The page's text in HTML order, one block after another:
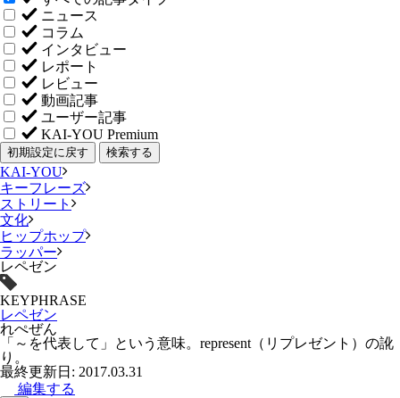
ニュース
コラム
インタビュー
レポート
レビュー
動画記事
ユーザー記事
KAI-YOU Premium
初期設定に戻す 検索する
KAI-YOU
キーフレーズ
ストリート
文化
ヒップホップ
ラッパー
レペゼン
KEYPHRASE
レペゼン
れぺぜん
「～を代表して」という意味。represent（リプレゼント）の訛
り。
最終更新日: 2017.03.31
編集する